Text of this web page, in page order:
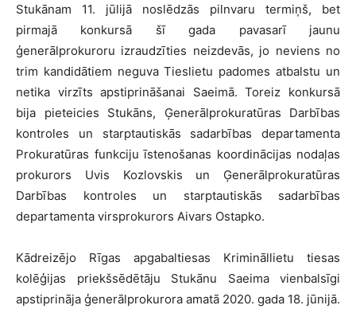
Stukānam 11. jūlijā noslēdzās pilnvaru termiņš, bet
pirmajā konkursā šī gada pavasarī jaunu
ģenerālprokuroru izraudzīties neizdevās, jo neviens no
trim kandidātiem neguva Tieslietu padomes atbalstu un
netika virzīts apstiprināšanai Saeimā. Toreiz konkursā
bija pieteicies Stukāns, Ģenerālprokuratūras Darbības
kontroles un starptautiskās sadarbības departamenta
Prokuratūras funkciju īstenošanas koordinācijas nodaļas
prokurors Uvis Kozlovskis un Ģenerālprokuratūras
Darbības kontroles un starptautiskās sadarbības
departamenta virsprokurors Aivars Ostapko.
Kādreizējo Rīgas apgabaltiesas Krimināllietu tiesas
kolēģijas priekšsēdētāju Stukānu Saeima vienbalsīgi
apstiprināja ģenerālprokurora amatā 2020. gada 18. jūnijā.